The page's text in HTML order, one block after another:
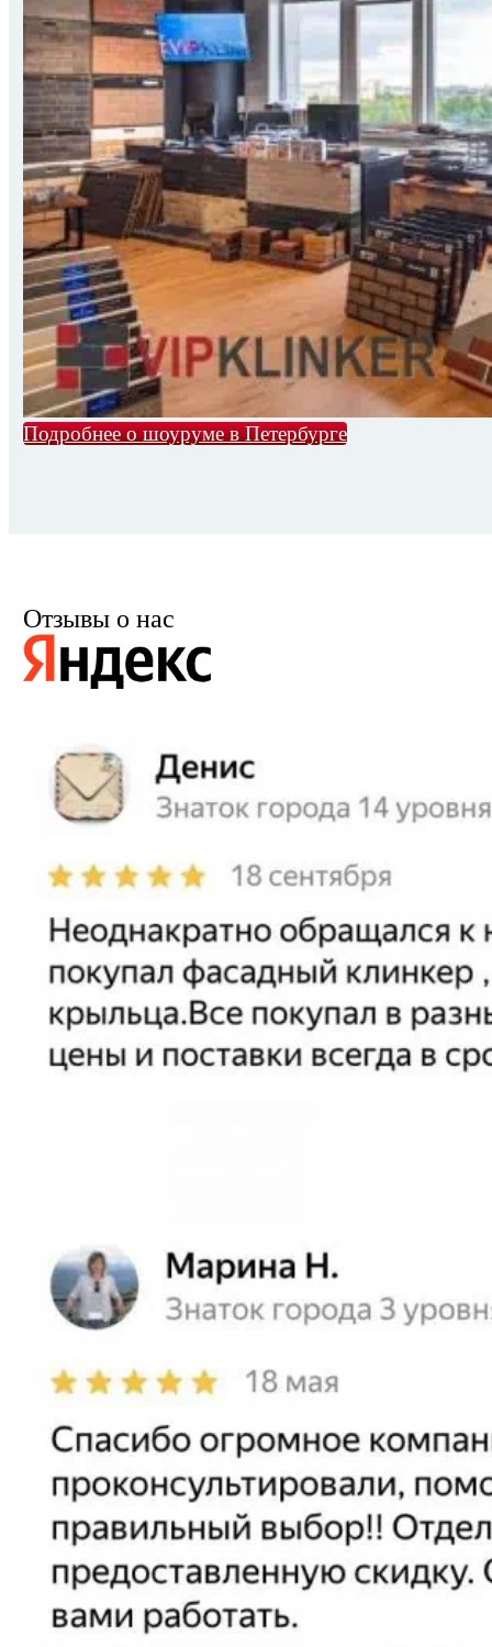
Подробнее о шоуруме в Петербурге
Отзывы о нас